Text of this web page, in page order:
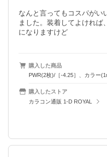
なんと言ってもコスパがい
ました。装着してよければ
になりますけど
購入した商品
PWR(2枚)/［-4.25］、カラー
購入したストア
カラコン通販 1-D ROYAL